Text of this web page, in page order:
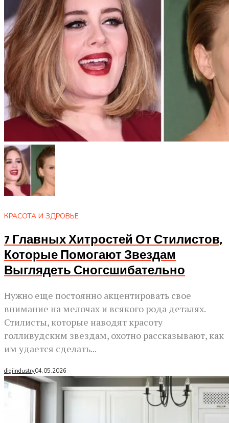
КРАСОТА И ЗДРОВЬЕ
7 Главных Хитростей От Стилистов,
Которые Помогают Звездам
Выглядеть Сногсшибательно
Нужно еще постоянно акцентировать свое
внимание на мелочах и всякого рода деталях.
Стилисты, которые наводят красоту
голливудским звездам, охотно рассказывают, как
им удается сделать...
digiindustry04.05.2026